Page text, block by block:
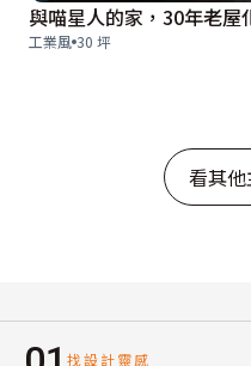
與喵星人的家，30年老屋
工業風 30 坪
看其
找設計靈感